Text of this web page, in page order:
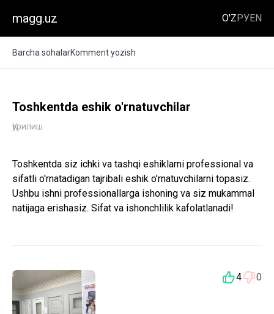
magg.uz O'ZРУEN
Barcha sohalarKomment yozish
Toshkentda eshik o'rnatuvchilar
Қурилиш
Toshkentda siz ichki va tashqi eshiklarni professional va
sifatli o'rnatadigan tajribali eshik o'rnatuvchilarni topasiz.
Ushbu ishni professionallarga ishoning va siz mukammal
natijaga erishasiz. Sifat va ishonchlilik kafolatlanadi!
4 0